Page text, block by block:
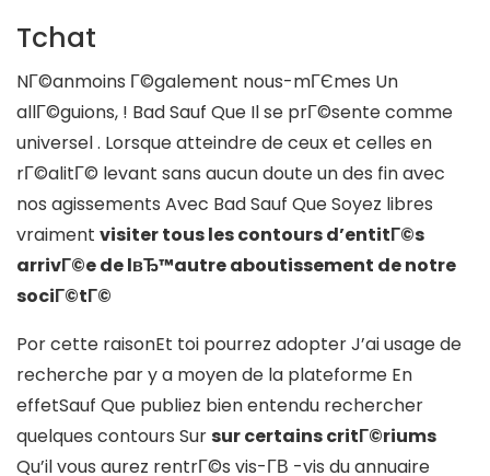
Tchat
NГ©anmoins Г©galement nous-mГЄmes Un
allГ©guions, ! Bad Sauf Que Il se prГ©sente comme
universel . Lorsque atteindre de ceux et celles en
rГ©alitГ© levant sans aucun doute un des fin avec
nos agissements Avec Bad Sauf Que Soyez libres
vraiment visiter tous les contours d’entitГ©s
arrivГ©e de lвЂ™autre aboutissement de notre
sociГ©tГ©
Por cette raisonEt toi pourrez adopter J’ai usage de
recherche par y a moyen de la plateforme En
effetSauf Que publiez bien entendu rechercher
quelques contours Sursur certains critГ©riums
Qu’il vous aurez rentrГ©s vis-Г­В -vis du annuaire